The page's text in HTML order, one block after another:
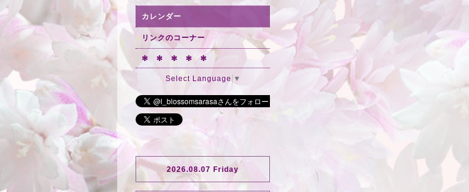
カレンダー
リンクのコーナー
✻ ✻ ✻ ✻ ✻
Select Language ▼
2026.08.07 Friday